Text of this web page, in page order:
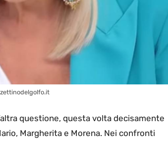
questione, questa volta decisamente
Margherita e Morena. Nei confronti